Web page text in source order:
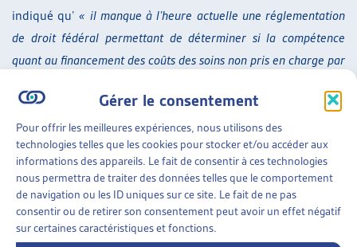
Gérer le consentement
Pour offrir les meilleures expériences, nous utilisons des
technologies telles que les cookies pour stocker et/ou accéder aux
informations des appareils. Le fait de consentir à ces technologies
nous permettra de traiter des données telles que le comportement
de navigation ou les ID uniques sur ce site. Le fait de ne pas
consentir ou de retirer son consentement peut avoir un effet négatif
sur certaines caractéristiques et fonctions.
indiqué qu’« il manque à l’heure actuelle une réglementation
de droit fédéral permettant de déterminer si la compétence
quant au financement des coûts des soins non pris en charge par
domicile (à l’instar du droit applicable en matière de prestations
complémentaires et d’aide sociale) ou si l’entrée dans un home
ou dans un établissement médico-social (valant création d’un
nouveau domicile) entraîne la compétence en matière de
financement résiduel du canton où se situe l’établissement »
Tribunal fédéral a alors indiqué que« jusqu’à l’entrée en
vigueur d’une réglementation de droit fédéral, la compétence